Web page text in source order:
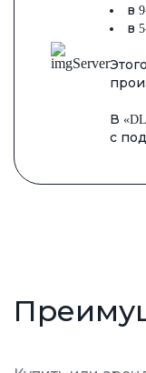
в
в
В
с